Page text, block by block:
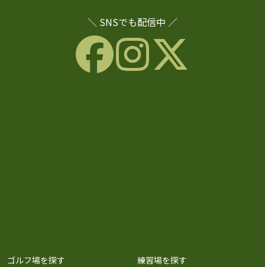
＼ SNSでも配信中 ／
ゴルフ場を探す 練習場を探す